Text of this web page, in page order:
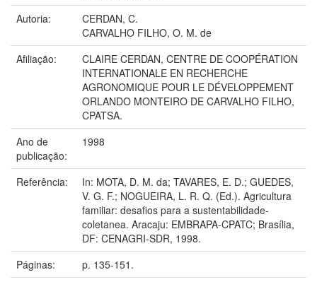
Autoria:
CERDAN, C.
CARVALHO FILHO, O. M. de
Afiliação:
CLAIRE CERDAN, CENTRE DE COOPÉRATION
INTERNATIONALE EN RECHERCHE
AGRONOMIQUE POUR LE DÉVELOPPEMENT
ORLANDO MONTEIRO DE CARVALHO FILHO,
CPATSA.
Ano de
publicação:
1998
Referência:
In: MOTA, D. M. da; TAVARES, E. D.; GUEDES,
V. G. F.; NOGUEIRA, L. R. Q. (Ed.). Agricultura
familiar: desafios para a sustentabilidade-
coletanea. Aracaju: EMBRAPA-CPATC; Brasília,
DF: CENAGRI-SDR, 1998.
Páginas:
p. 135-151.